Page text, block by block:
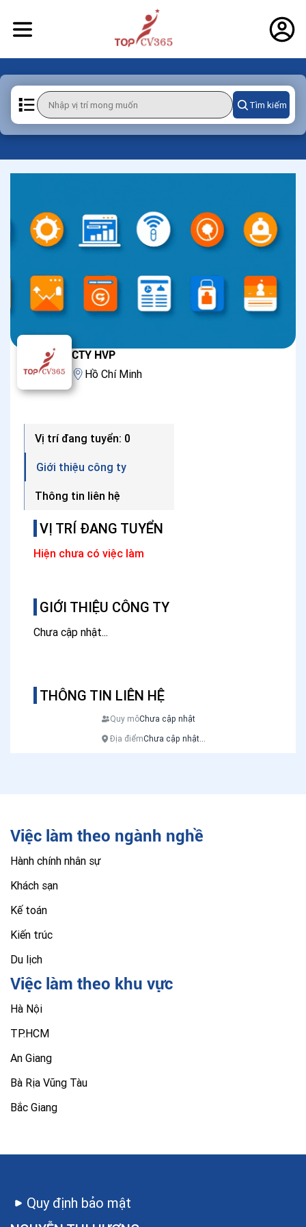
Tìm kiếm
CTY HVP
Hồ Chí Minh
VỊ TRÍ ĐANG TUYỂN
Hiện chưa có việc làm
GIỚI THIỆU CÔNG TY
Chưa cập nhật...
THÔNG TIN LIÊN HỆ
Quy môChưa cập nhật
Địa điểmChưa cập nhật...
Vị trí đang tuyển: 0
Giới thiệu công ty
Thông tin liên hệ
Việc làm theo ngành nghề
Hành chính nhân sự
Khách sạn
Kế toán
Kiến trúc
Du lịch
Việc làm theo khu vực
Hà Nội
TP.HCM
An Giang
Bà Rịa Vũng Tàu
Bắc Giang
Quy định bảo mật